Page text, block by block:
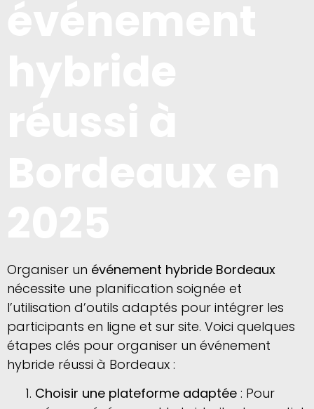
Organiser un événement hybride Bordeaux
nécessite une planification soignée et
l’utilisation d’outils adaptés pour intégrer les
participants en ligne et sur site. Voici quelques
étapes clés pour organiser un événement
hybride réussi à Bordeaux :
Choisir une plateforme adaptée : Pour